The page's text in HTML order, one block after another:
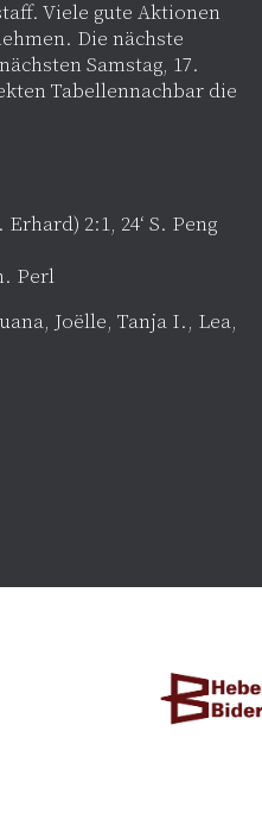
Viele gute Aktionen
Die nächste
Samstag, 17.
Tabellennachbar die
2:1, 24‘ S. Peng
Perl
Joëlle, Tanja I., Lea,